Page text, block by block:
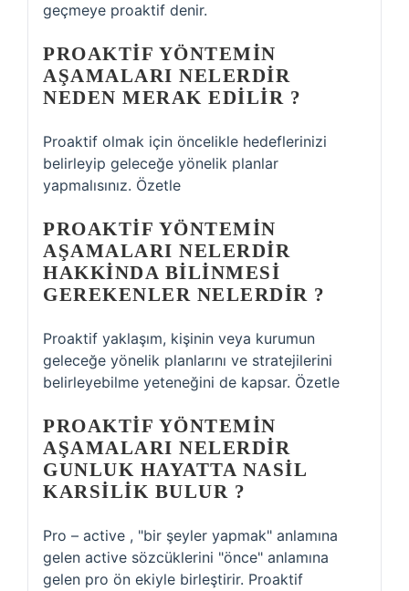
geçmeye proaktif denir.
PROAKTIF YÖNTEMIN
AŞAMALARI NELERDIR
NEDEN MERAK EDILIR ?
Proaktif olmak için öncelikle hedeflerinizi
belirleyip geleceğe yönelik planlar
yapmalısınız. Özetle
PROAKTIF YÖNTEMIN
AŞAMALARI NELERDIR
HAKKINDA BILINMESI
GEREKENLER NELERDIR ?
Proaktif yaklaşım, kişinin veya kurumun
geleceğe yönelik planlarını ve stratejilerini
belirleyebilme yeteneğini de kapsar. Özetle
PROAKTIF YÖNTEMIN
AŞAMALARI NELERDIR
GUNLUK HAYATTA NASIL
KARSILIK BULUR ?
Pro – active , "bir şeyler yapmak" anlamına
gelen active sözcüklerini "önce" anlamına
gelen pro ön ekiyle birleştirir. Proaktif